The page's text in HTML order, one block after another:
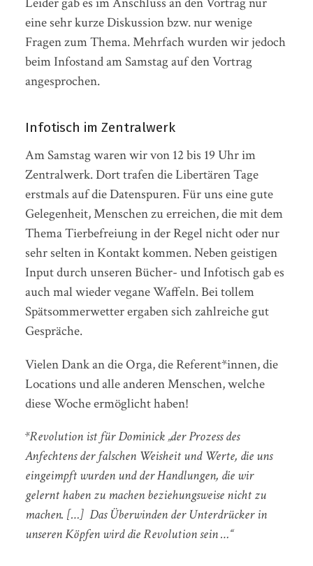
eine sehr kurze Diskussion bzw. nur wenige
Fragen zum Thema. Mehrfach wurden wir jedoch
beim Infostand am Samstag auf den Vortrag
angesprochen.
Infotisch im Zentralwerk
Am Samstag waren wir von 12 bis 19 Uhr im
Zentralwerk. Dort trafen die Libertären Tage
erstmals auf die Datenspuren. Für uns eine gute
Gelegenheit, Menschen zu erreichen, die mit dem
Thema Tierbefreiung in der Regel nicht oder nur
sehr selten in Kontakt kommen. Neben geistigen
Input durch unseren Bücher- und Infotisch gab es
auch mal wieder vegane Waffeln. Bei tollem
Spätsommerwetter ergaben sich zahlreiche gut
Gespräche.
Vielen Dank an die Orga, die Referent*innen, die
Locations und alle anderen Menschen, welche
diese Woche ermöglicht haben!
*Revolution ist für Dominick „der Prozess des
Anfechtens der falschen Weisheit und Werte, die uns
eingeimpft wurden und der Handlungen, die wir
gelernt haben zu machen beziehungsweise nicht zu
machen. […] Das Überwinden der Unterdrücker in
unseren Köpfen wird die Revolution sein …“